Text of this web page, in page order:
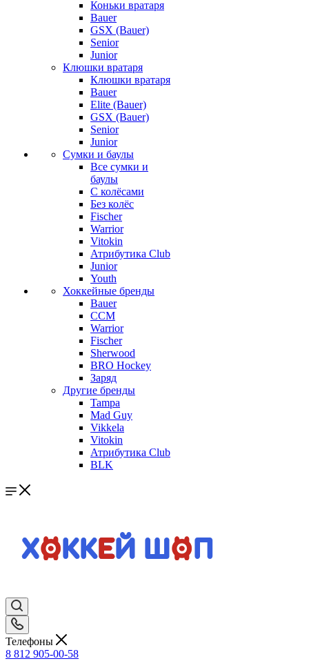
Коньки вратаря
Bauer
GSX (Bauer)
Senior
Junior
Клюшки вратаря
Клюшки вратаря
Bauer
Elite (Bauer)
GSX (Bauer)
Senior
Junior
Сумки и баулы
Все сумки и
баулы
С колёсами
Без колёс
Fischer
Warrior
Vitokin
Атрибутика Club
Junior
Youth
Хоккейные бренды
Bauer
CCM
Warrior
Fischer
Sherwood
BRO Hockey
Заряд
Другие бренды
Tampa
Mad Guy
Vikkela
Vitokin
Атрибутика Club
BLK
Телефоны
8 812 905-00-58